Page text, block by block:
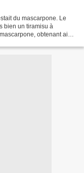
du mascarpone. Le
bien un tiramisu à
obtenant ainsi